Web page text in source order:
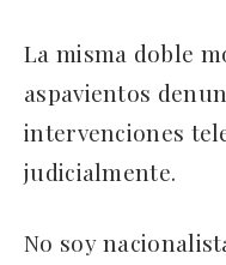
La misma doble
aspavientos
intervenciones
judicialmente.
No soy